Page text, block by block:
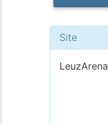
Site
LeuzArena